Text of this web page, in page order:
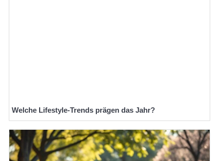
Welche Lifestyle-Trends prägen das Jahr?